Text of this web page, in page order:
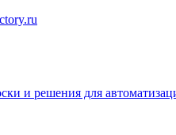
и решения для